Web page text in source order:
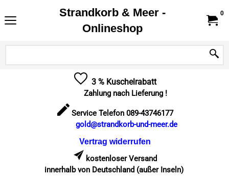
Strandkorb & Meer -
Onlineshop
0
3 % Kuschelrabatt
Zahlung nach Lieferung !
Service Telefon 089-43746177
gold@strandkorb-und-meer.de
Vertrag widerrufen
kostenloser Versand
innerhalb von Deutschland (außer Inseln)